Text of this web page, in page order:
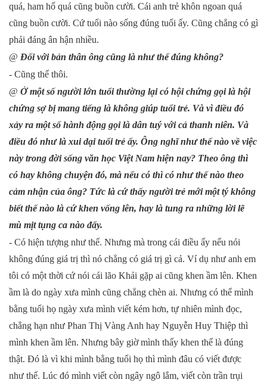
quá, ham hố quá cũng buồn cười. Cái anh trẻ khôn ngoan quá
cũng buồn cười. Cứ tuổi nào sống đúng tuổi ấy. Cũng chẳng có gì
phải đáng ân hận nhiều.
@ Đối với bản thân ông cũng là như thế đúng không?
- Cũng thế thôi.
@ Ở một số người lớn tuổi thường lại có hội chứng gọi là hội
chứng sợ bị mang tiếng là không giúp tuổi trẻ. Và vì điều đó
xảy ra một số hành động gọi là dân tuý với cả thanh niên. Và
điều đó như là xui dại tuổi trẻ ấy. Ông nghĩ như thế nào về việc
này trong đời sống văn học Việt Nam hiện nay? Theo ông thì
có hay không chuyện đó, mà nếu có thì có như thế nào theo
cảm nhận của ông? Tức là cứ thấy người trẻ mới một tý không
biết thế nào là cứ khen vống lên, hay là tung ra những lời lẽ
mù mịt tụng ca nào đấy.
- Có hiện tượng như thế. Nhưng mà trong cái điều ấy nếu nói
không đúng giá trị thì nó chẳng có giá trị gì cả. Ví dụ như anh em
tôi có một thời cứ nói cái lão Khải gặp ai cũng khen ầm lên. Khen
ầm là do ngày xưa mình cũng chẳng chèn ai. Nhưng có thể mình
bằng tuổi họ ngày xưa mình viết kém hơn, tự nhiên mình đọc,
chẳng hạn như Phan Thị Vàng Anh hay Nguyễn Huy Thiệp thì
mình khen ầm lên. Nhưng bây giờ mình thấy khen thế là đúng
thật. Đó là vì khi mình bằng tuổi họ thì mình đâu có viết được
như thế. Lúc đó mình viết còn ngây ngô lắm, viết còn trần trụi